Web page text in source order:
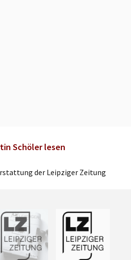
Schöler lesen
der Leipziger Zeitung